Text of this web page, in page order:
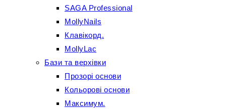
SAGA Professional
MollyNails
Клавікорд.
MollyLac
Бази та верхівки
Прозорі основи
Кольорові основи
Максимум.